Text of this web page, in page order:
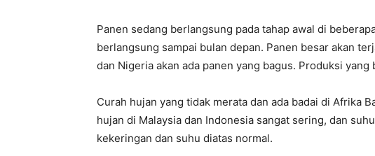
Panen sedang berlangsung pada tahap awal di
berlangsung sampai bulan depan. Panen besar akan
dan Nigeria akan ada panen yang bagus. Produksi
Curah hujan yang tidak merata dan ada badai di Afrika
hujan di Malaysia dan Indonesia sangat sering, dan
kekeringan dan suhu diatas normal.